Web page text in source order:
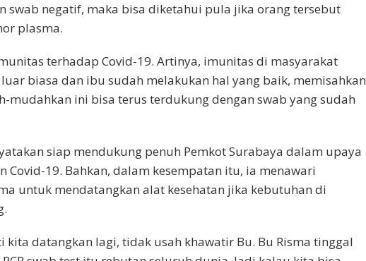
swab negatif, maka bisa diketahui pula jika orang tersebut
plasma.
terhadap Covid-19. Artinya, imunitas di masyarakat
biasa dan ibu sudah melakukan hal yang baik, memisahkan
mudahkan ini bisa terus terdukung dengan swab yang sudah
siap mendukung penuh Pemkot Surabaya dalam upaya
Covid-19. Bahkan, dalam kesempatan itu, ia menawari
untuk mendatangkan alat kesehatan jika kebutuhan di
kita datangkan lagi, tidak usah khawatir Bu. Bu Risma tinggal